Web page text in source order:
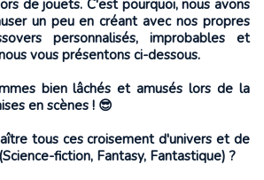
de jouets. C'est pourquoi, nous avons
un peu en créant avec nos propres
personnalisés, improbables et
vous présentons ci-dessous.
bien lâchés et amusés lors de la
en scènes ! 😎
tous ces croisement d'univers et de
fiction, Fantasy, Fantastique) ?